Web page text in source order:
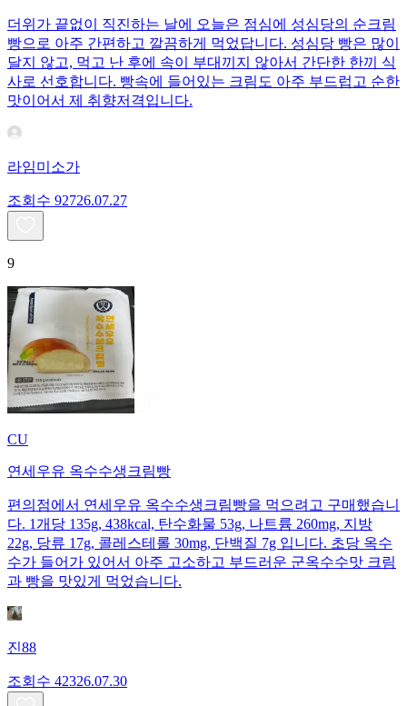
더위가 끝없이 직진하는 날에 오늘은 점심에 성심당의 순크림
빵으로 아주 간편하고 깔끔하게 먹었답니다. 성심당 빵은 많이
달지 않고, 먹고 난 후에 속이 부대끼지 않아서 간단한 한끼 식
사로 선호합니다. 빵속에 들어있는 크림도 아주 부드럽고 순한
맛이어서 제 취향저격입니다.
라임미소가
조회수 92726.07.27
9
CU
연세우유 옥수수생크림빵
편의점에서 연세우유 옥수수생크림빵을 먹으려고 구매했습니
다. 1개당 135g, 438kcal, 탄수화물 53g, 나트륨 260mg, 지방
22g, 당류 17g, 콜레스테롤 30mg, 단백질 7g 입니다. 초당 옥수
수가 들어가 있어서 아주 고소하고 부드러운 군옥수수맛 크림
과 빵을 맛있게 먹었습니다.
진88
조회수 42326.07.30